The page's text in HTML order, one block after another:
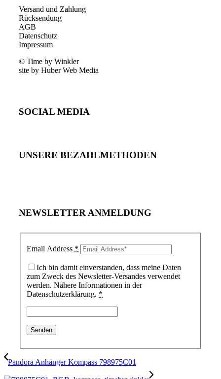
Versand und Zahlung
Rücksendung
AGB
Datenschutz
Impressum
© Time by Winkler
site by Huber Web Media
SOCIAL MEDIA
UNSERE BEZAHLMETHODEN
NEWSLETTER ANMELDUNG
Email Address *
Ich bin damit einverstanden, dass meine Daten
zum Zweck des Newsletter-Versandes verwendet
werden. Nähere Informationen in der
Datenschutzerklärung. *
Pandora Anhänger Kompass 798975C01